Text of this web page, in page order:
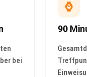
bei
⌚
90